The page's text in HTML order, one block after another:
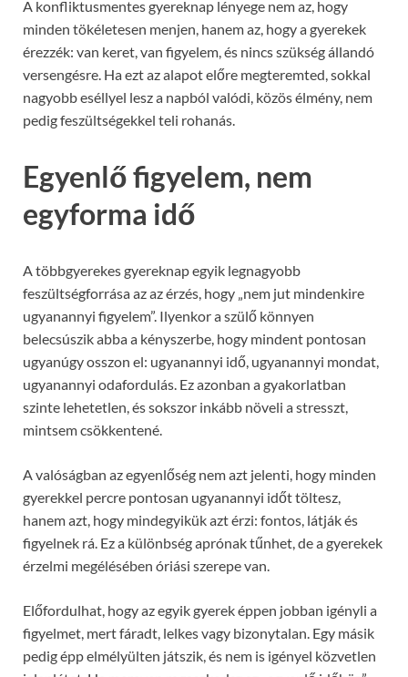
A konfliktusmentes gyereknap lényege nem az, hogy
minden tökéletesen menjen, hanem az, hogy a gyerekek
érezzék: van keret, van figyelem, és nincs szükség állandó
versengésre. Ha ezt az alapot előre megteremted, sokkal
nagyobb eséllyel lesz a napból valódi, közös élmény, nem
pedig feszültségekkel teli rohanás.
Egyenlő figyelem, nem
egyforma idő
A többgyerekes gyereknap egyik legnagyobb
feszültségforrása az az érzés, hogy „nem jut mindenkire
ugyanannyi figyelem”. Ilyenkor a szülő könnyen
belecsúszik abba a kényszerbe, hogy mindent pontosan
ugyanúgy osszon el: ugyanannyi idő, ugyanannyi mondat,
ugyanannyi odafordulás. Ez azonban a gyakorlatban
szinte lehetetlen, és sokszor inkább növeli a stresszt,
mintsem csökkentené.
A valóságban az egyenlőség nem azt jelenti, hogy minden
gyerekkel percre pontosan ugyanannyi időt töltesz,
hanem azt, hogy mindegyikük azt érzi: fontos, látják és
figyelnek rá. Ez a különbség aprónak tűnhet, de a gyerekek
érzelmi megélésében óriási szerepe van.
Előfordulhat, hogy az egyik gyerek éppen jobban igényli a
figyelmet, mert fáradt, lelkes vagy bizonytalan. Egy másik
pedig épp elmélyülten játszik, és nem is igényel közvetlen